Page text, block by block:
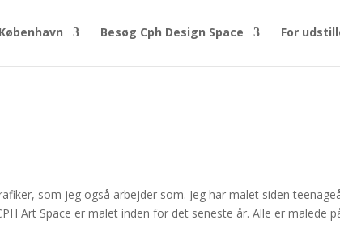
København Besøg Cph Design Space For
som jeg også arbejder som. Jeg har malet siden
Art Space er malet inden for det seneste år. Alle er